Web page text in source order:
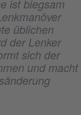
ist biegsam
üblichen
der Lenker
sich der
und macht